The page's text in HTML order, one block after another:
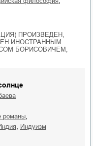
ПРОИЗВЕДЕН,
ИНОСТРАННЫМ
БОРИСОВИЧЕМ,
романы
Индия индуизм